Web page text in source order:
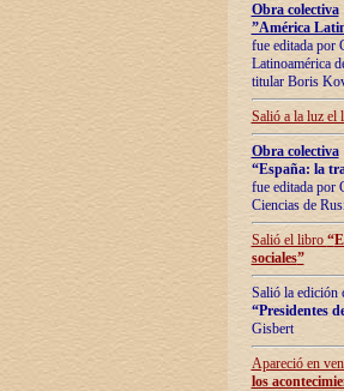
Obra colectiva
”América
fue editada por
Latinoamérica
titular Boris
Salió a la luz el
Obra colectiva
“España: la
fue editada por
Ciencias de
Salió el libro “
sociales”
Salió la edición
“Presidentes
Gisbert
Apareció en
los